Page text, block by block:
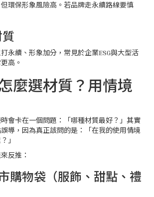
環保形象風險高。若品牌走永續路線要慎
質
永續、形象加分，常見於企業ESG與大型活
高。
麼選材質？用情境
會卡在一個問題：「哪種材質最好？」其實
導，因為真正該問的是：「在我的使用情境
」
反推：
購物袋（服飾、甜點、禮